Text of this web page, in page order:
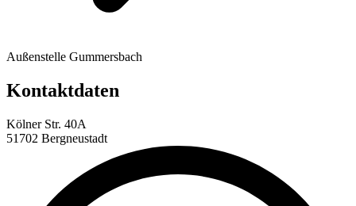
Außenstelle Gummersbach
Kontaktdaten
Kölner Str. 40A
51702 Bergneustadt